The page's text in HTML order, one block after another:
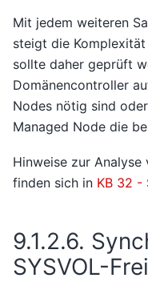
Mit jedem weiteren
steigt die
sollte daher geprüft
Domänencontroller
Nodes nötig sind
Managed Node die
Hinweise zur
finden sich in KB 32 -
9.1.2.6.
SYSVOL-